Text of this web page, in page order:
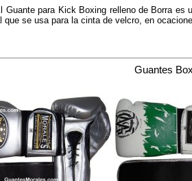
Guante para Kick Boxing relleno de Borra
que se usa para la cinta de velcro, en
Guantes